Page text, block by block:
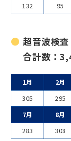
132
95
超音波検
合計数：
1月 2月
305
295
7月
8月
283
308